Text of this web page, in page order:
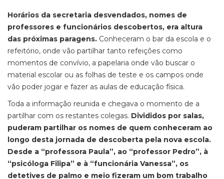
Horários da secretaria desvendados, nomes de
professores e funcionários descobertos, era altura
das próximas paragens. Conheceram o bar da escola e o
refeitório, onde vão partilhar tanto refeições como
momentos de convívio, a papelaria onde vão buscar o
material escolar ou as folhas de teste e os campos onde
vão poder jogar e fazer as aulas de educação física.
Toda a informação reunida e chegava o momento de a
partilhar com os restantes colegas. Divididos por salas,
puderam partilhar os nomes de quem conheceram ao
longo desta jornada de descoberta pela nova escola.
Desde a “professora Paula”, ao “professor Pedro”, à
“psicóloga Filipa” e à “funcionária Vanessa”, os
detetives de palmo e meio fizeram um bom trabalho